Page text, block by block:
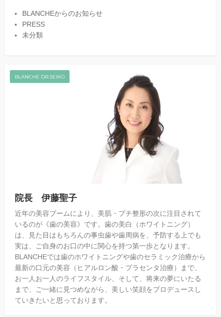
BLANCHEからのお知らせ
PRESS
未分類
BLANCHE DR.SEIKO
院長 伊藤聖子
近年の美容ブームにより、美肌・プチ整形の次に注目されて
いるのが《歯の美容》です。歯の美白（ホワイトニング）
は、見た目はもちろんの事虫歯や歯周病を、予防する上でも
実は、ご自身のお口の中に関心を持つ第一歩となります。
BLANCHEでは歯のホワイトニングや歯のセラミック治療から
最新の口元の美容（ヒアルロン酸・プラセンタ治療）まで、
お一人お一人のライフスタイル、そして、将来の夢にいたる
まで、ご一緒に見つめながら、美しい笑顔をプロデュースし
ていきたいと思っております。